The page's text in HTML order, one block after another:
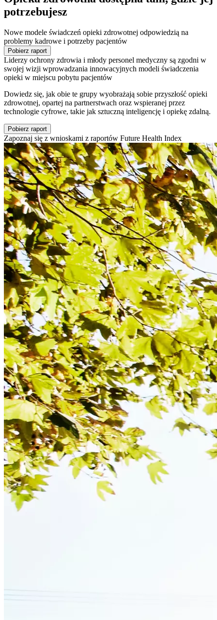
potrzebujesz
Nowe modele świadczeń opieki zdrowotnej odpowiedzią na
problemy kadrowe i potrzeby pacjentów
Pobierz raport
Liderzy ochrony zdrowia i młody personel medyczny są zgodni w
swojej wizji wprowadzania innowacyjnych modeli świadczenia
opieki w miejscu pobytu pacjentów
Dowiedz się, jak obie te grupy wyobrażają sobie przyszłość opieki
zdrowotnej, opartej na partnerstwach oraz wspieranej przez
technologie cyfrowe, takie jak sztuczną inteligencję i opiekę zdalną.
Pobierz raport
Zapoznaj się z wnioskami z raportów Future Health Index